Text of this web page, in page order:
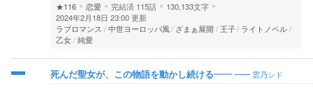
★116
恋愛 完結済 115話
130,133文字
2024年2月18日 23:00 更新
ラブロマンス
中世ヨーロッパ風 ざまぁ展開 王子 ライトノベル
乙女 純愛
死んだ聖女が、この物語を動かし続ける―― 雲乃シド